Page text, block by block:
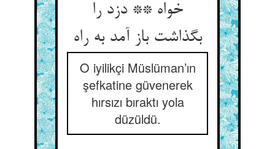
خواه ** دزد را
بگذاشت باز آمد به راه‏
O iyilikçi Müslüman’ın
şefkatine güvenerek
hırsızı bıraktı yola
düzüldü.